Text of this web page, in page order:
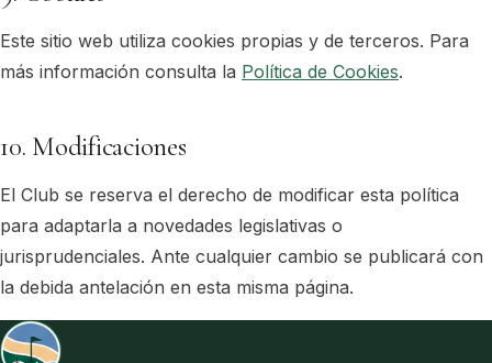
Este sitio web utiliza cookies propias y de terceros. Para
más información consulta la Política de Cookies.
10. Modificaciones
El Club se reserva el derecho de modificar esta política
para adaptarla a novedades legislativas o
jurisprudenciales. Ante cualquier cambio se publicará con
la debida antelación en esta misma página.